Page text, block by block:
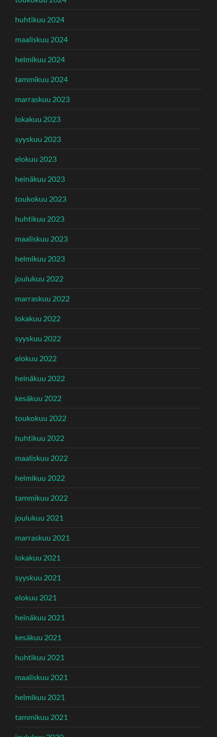
huhtikuu 2024
maaliskuu 2024
helmikuu 2024
tammikuu 2024
marraskuu 2023
lokakuu 2023
syyskuu 2023
elokuu 2023
heinäkuu 2023
toukokuu 2023
huhtikuu 2023
maaliskuu 2023
helmikuu 2023
joulukuu 2022
marraskuu 2022
lokakuu 2022
syyskuu 2022
elokuu 2022
heinäkuu 2022
kesäkuu 2022
toukokuu 2022
huhtikuu 2022
maaliskuu 2022
helmikuu 2022
tammikuu 2022
joulukuu 2021
marraskuu 2021
lokakuu 2021
syyskuu 2021
elokuu 2021
heinäkuu 2021
kesäkuu 2021
huhtikuu 2021
maaliskuu 2021
helmikuu 2021
tammikuu 2021